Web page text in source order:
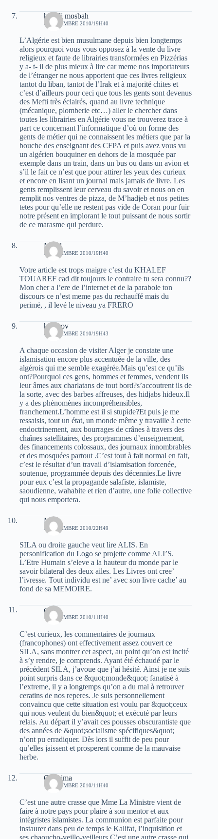
hamdi mosbah
6 NOVEMBRE 2010/19H40
L’Algérie est bien musulmane depuis bien longtemps
alors pourquoi vous vous opposez à la vente du livre
religieux et faute de librairies transformées en Pizzérias
y a- t- il de plus mieux à lire car meme nos importateurs
de l’étranger ne nous apportent que ces livres religieux
tantot du liban, tantot de l’Irak et à majorité chites et
c’est d’ailleurs pour ceci que tous les gents sont devenus
des Mefti très éclairés, quand au livre technique
(mécanique, plomberie etc…) aller le chercher dans
toutes les librairies en Algérie vous ne trouverez trace à
part ce concernant l’informatique d’où on forme des
gents de métier qui ne connaissent les métiers que par la
bouche des enseignant des CFPA et puis avez vous vu
un algérien bouquiner en dehors de la mosquée par
exemple dans un train, dans un bus ou dans un avion et
s’il le fait ce n’est que pour attirer les yeux des curieux
et encore en lisant un journal mais jamais de livre. Les
gents remplissent leur cerveau du savoir et nous on en
remplit nos ventres de pizza, de M’hadjeb et nos petites
tetes pour qu’elle ne restent pas vide de Coran pour fuir
notre présent en implorant le tout puissant de nous sortir
de ce marasme qui perdure.
MOH
6 NOVEMBRE 2010/19H40
Votre article est trops maigre c’est du KHALEF
TOUAREF cad dit toujours le contraire tu sera connu??
Mon cher a l’ere de l’internet et de la parabole ton
discours ce n’est meme pas du rechauffé mais du
perimé, , il levé le niveau ya FRERO
hocinov
6 NOVEMBRE 2010/19H43
A chaque occasion de visiter Alger je constate une
islamisation encore plus accentuée de la ville, des
algérois qui me semble exagérée.Mais qu’est ce qu’ils
ont?Pourquoi ces gens, hommes et femmes, vendent ils
leur âmes aux charlatans de tout bord?s’accoutrent ils de
la sorte, avec des barbes affreuses, des hidjabs hideux.Il
y a des phénomènes incompréhensibles,
franchement.L’homme est il si stupide?Et puis je me
ressaisis, tout un état, un monde même y travaille à cette
endoctrinement, aux bourrages de crânes à travers des
chaînes satellitaires, des programmes d’enseignement,
des financements colossaux, des journaux innombrables
et des mosquées partout .C’est tout à fait normal en fait,
c’est le résultat d’un travail d’islamisation forcenée,
soutenue, programmée depuis des décennies.Le livre
pour eux c’est la propagande salafiste, islamiste,
saoudienne, wahabite et rien d’autre, une folie collective
qui nous emportera.
M.N
6 NOVEMBRE 2010/22H49
SILA ou droite gauche veut lire ALIS. En
personification du Logo se projette comme ALI’S.
L’Etre Humain s’eleve a la hauteur du monde par le
savoir bilateral des deux ailes. Les Livres ont cree’
l’ivresse. Tout individu est ne’ avec son livre cache’ au
fond de sa MEMOIRE.
edi0
7 NOVEMBRE 2010/11H40
C’est curieux, les commentaires de journaux
(francophones) ont effectivement assez couvert ce
SILA, sans montrer cet aspect, au point qu’on est incité
à s’y rendre, je comprends. Ayant été échaudé par le
précédent SILA, j’avoue que j’ai hésité. Ainsi je ne suis
point surpris dans ce &quot;monde&quot; fanatisé à
l’extreme, il y a longtemps qu’on a du mal à retrouver
ceratins de nos reperes. Je suis personnellement
convaincu que cette situation est voulu par &quot;ceux
qui nous veulent du bien&quot; et exécuté par leurs
relais. Au départ il y’avait ces pousses obscurantiste que
des années de &quot;socialisme spécifiques&quot;
n’ont pu erradiquer. Dès lors il suffit de peu pour
qu’elles jaissent et prosperent comme de la mauvaise
herbe.
Ghanima
7 NOVEMBRE 2010/11H40
C’est une autre crasse que Mme La Ministre vient de
faire à notre pays pour plaire à son mentor et aux
intègristes islamistes. La communion est parfaite pour
instaurer dans peu de temps le Kalifat, l’inquisition et